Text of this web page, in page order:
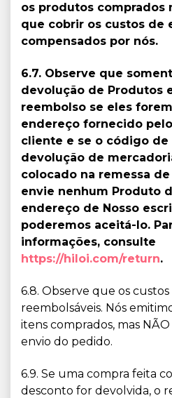
os produtos comprados
que cobrir os custos de
compensados por nós.
6.7. Observe que
devolução de Produtos
reembolso se eles
endereço fornecido
cliente e se o código de
devolução de
colocado na remessa
envie nenhum Produto
endereço de Nosso
poderemos aceitá-lo.
informações, consulte
https://hiloi.com/return.
6.8. Observe que os
reembolsáveis. Nós
itens comprados, mas
envio do pedido.
6.9. Se uma compra feita
desconto for devolvida, o